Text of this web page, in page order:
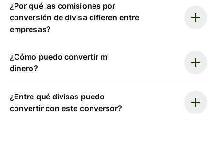
¿Por qué las comisiones por
conversión de divisa difieren entre
empresas?
¿Cómo puedo convertir mi
dinero?
¿Entre qué divisas puedo
convertir con este conversor?